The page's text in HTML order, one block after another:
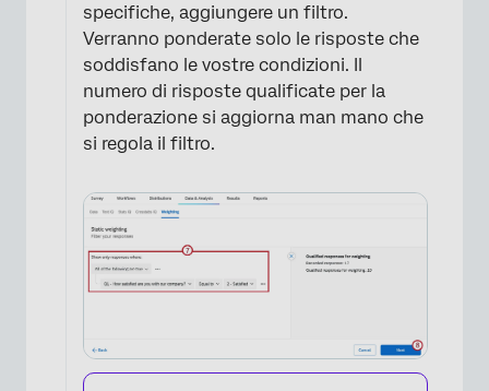
×
specifiche, aggiungere un filtro.
Verranno ponderate solo le risposte che
soddisfano le vostre condizioni. Il
numero di risposte qualificate per la
ponderazione si aggiorna man mano che
si regola il filtro.